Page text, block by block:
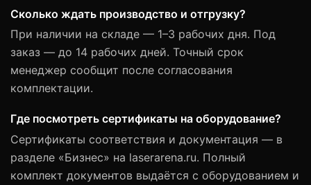
Сколько ждать производство и отгрузку?
При наличии на складе — 1–3 рабочих дня. Под
заказ — до 14 рабочих дней. Точный срок
менеджер сообщит после согласования
комплектации.
Где посмотреть сертификаты на оборудование?
Сертификаты соответствия и документация — в
разделе «Бизнес» на laserarena.ru. Полный
комплект документов выдаётся с оборудованием и